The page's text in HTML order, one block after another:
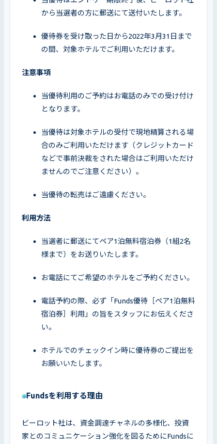
から当選者の方に郵送にて送付いたします。
優待券を受け取った日から2022年3月31日まで
の間、対象ホテルでご利用いただけます。
注意事項
当優待利用のご予約はお電話のみでの受け付け
となります。
当優待は対象ホテルの受付で現地精算される場
合のみご利用いただけます（クレジットカード
などで事前決裁をされた場合はご利用いただけ
ませんのでご注意ください）。
当優待の転売はご遠慮ください。
利用方法
当選者に郵送にてペア1泊無料宿泊券（1組2名
様まで）をお送りいたします。
お電話にてご希望のホテルをご予約ください。
電話予約の際、必ず「Funds優待［ペア1泊無料
宿泊券］利用」の旨をスタッフにお伝えくださ
い。
ホテルでのチェックイン時に優待券のご提出を
お願いいたします。
Fundsを利用する理由
ビーロット社は、資金調達チャネルの多様化、投資
家とのコミュニケーション強化を図るためにFundsに